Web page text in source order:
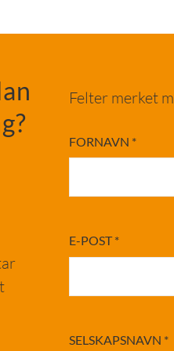
Felter merket
FORNAVN *
E-POST*
SELSKAPSNAVN *